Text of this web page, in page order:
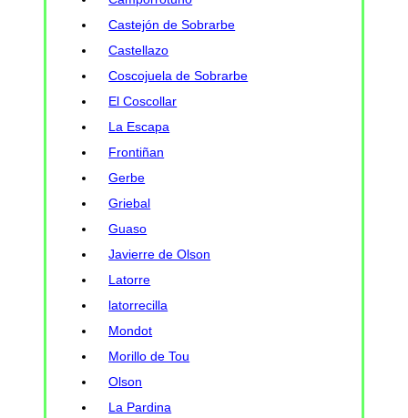
Castejón de Sobrarbe
Castellazo
Coscojuela de Sobrarbe
El Coscollar
La Escapa
Frontiñan
Gerbe
Griebal
Guaso
Javierre de Olson
Latorre
latorrecilla
Mondot
Morillo de Tou
Olson
La Pardina